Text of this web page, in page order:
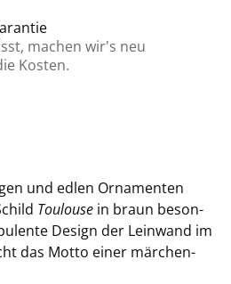
machen wir’s neu
Kosten.
und edlen Or­na­men­ten
Tou­lou­se in braun be­son­
De­sign der Lein­wand im
das Motto einer mär­chen­